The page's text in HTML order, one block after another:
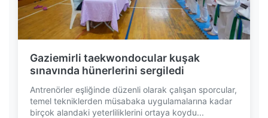
Gaziemirli taekwondocular kuşak
sınavında hünerlerini sergiledi
Antrenörler eşliğinde düzenli olarak çalışan sporcular,
temel tekniklerden müsabaka uygulamalarına kadar
birçok alandaki yeterliliklerini ortaya koydu...